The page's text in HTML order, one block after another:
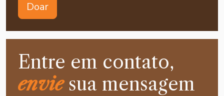
Doar
Entre em contato,
enviesua mensagem